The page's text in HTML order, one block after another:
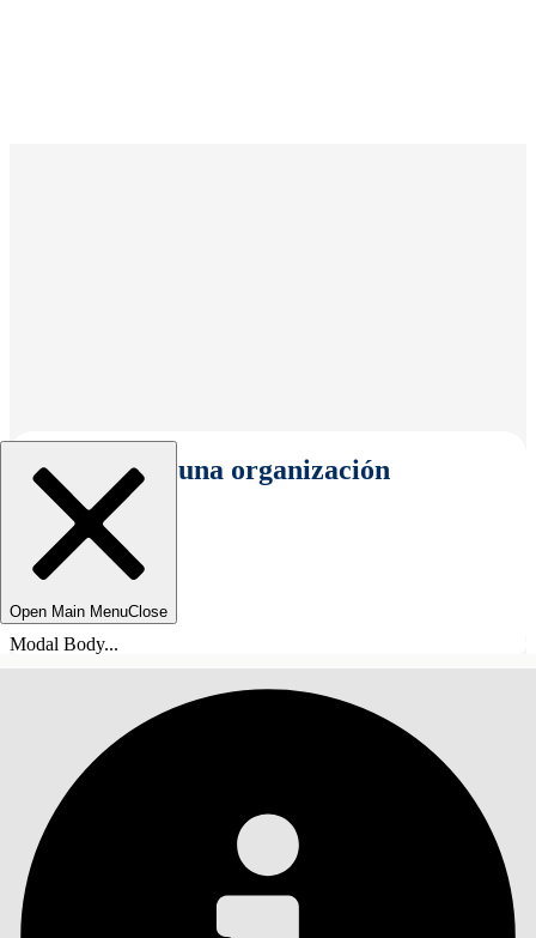
Seleccionar una organización
Open Main MenuClose
Modal Body...
ÍNDICE DE MATERIAS